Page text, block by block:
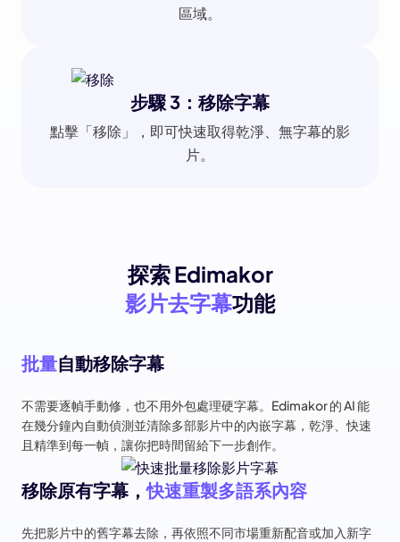
區域。
步驟 3：移除字幕
點擊「移除」，即可快速取得乾淨、無字幕的影
片。
探索 Edimakor
影片去字幕功能
批量自動移除字幕
不需要逐幀手動修，也不用外包處理硬字幕。Edimakor 的 AI 能
在幾分鐘內自動偵測並清除多部影片中的內嵌字幕，乾淨、快速
且精準到每一幀，讓你把時間留給下一步創作。
移除原有字幕，快速重製多語系內容
先把影片中的舊字幕去除，再依照不同市場重新配音或加入新字